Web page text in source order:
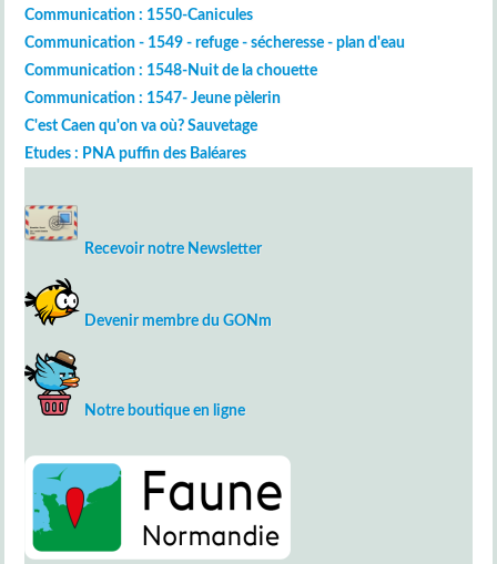
Communication : 1550-Canicules
Communication - 1549 - refuge - sécheresse - plan d'eau
Communication : 1548-Nuit de la chouette
Communication : 1547- Jeune pèlerin
C'est Caen qu'on va où? Sauvetage
Etudes : PNA puffin des Baléares
Recevoir notre Newsletter
Devenir membre du GONm
Notre boutique en ligne